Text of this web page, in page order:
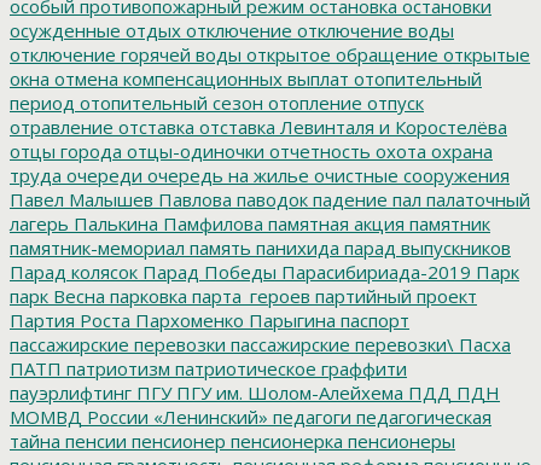
особый противопожарный режим остановка остановки
осужденные отдых отключение отключение воды
отключение горячей воды открытое обращение открытые
окна отмена компенсационных выплат отопительный
период отопительный сезон отопление отпуск
отравление отставка отставка Левинталя и Коростелёва
отцы города отцы-одиночки отчетность охота охрана
труда очереди очередь на жилье очистные сооружения
Павел Малышев Павлова паводок падение пал палаточный
лагерь Палькина Памфилова памятная акция памятник
памятник-мемориал память панихида парад выпускников
Парад колясок Парад Победы Парасибириада-2019 Парк
парк Весна парковка парта_героев партийный проект
Партия Роста Пархоменко Парыгина паспорт
пассажирские перевозки пассажирские перевозки\ Пасха
ПАТП патриотизм патриотическое граффити
пауэрлифтинг ПГУПГУ им. Шолом-Алейхема ПДД ПДН
МОМВД России «Ленинский» педагоги педагогическая
тайна пенсии пенсионер пенсионерка пенсионеры